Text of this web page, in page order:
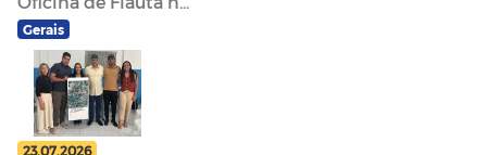
Gerais
23.07.2026